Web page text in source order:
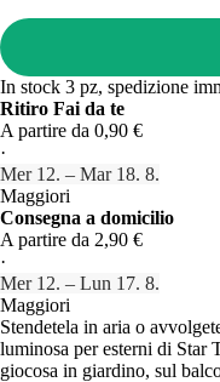
In stock 3 pz, spedizione
Ritiro Fai da te
A partire da 0,90 €
·
Mer 12. – Mar 18. 8.
Maggiori
Consegna a domicilio
A partire da 2,90 €
·
Mer 12. – Lun 17. 8.
Maggiori
Stendetela in aria o
luminosa per esterni di Star
giocosa in giardino, sul